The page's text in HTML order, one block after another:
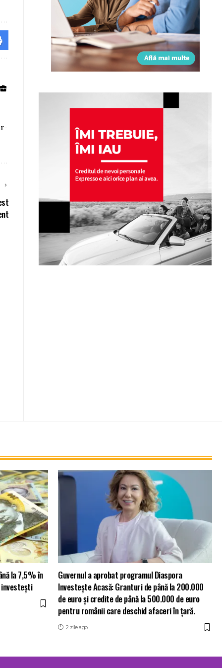
la 7,5% în
Guvernul a aprobat programul Diaspora
Investește Acasă: Granturi de până la 200.000
de euro și credite de până la 500.000 de euro
pentru românii care deschid afaceri în țară.
2 zile ago